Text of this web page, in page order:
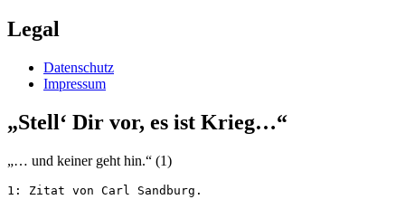
Legal
Datenschutz
Impressum
„Stell‘ Dir vor, es ist Krieg…“
„… und keiner geht hin.“ (1)
1: Zitat von Carl Sandburg.